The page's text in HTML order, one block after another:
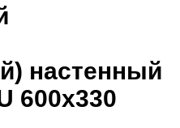
настенный
600x330